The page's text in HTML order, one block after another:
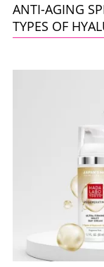
ANTI-AGING
TYPES OF